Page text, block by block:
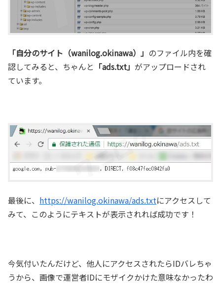
「自分のサイト（wanilog.okinawa）」 のファイル内を確
認してみると、ちゃんと 「ads.txt」 がアップロードされ
ています。
最後に、 https://wanilog.okinawa/ads.txtにアクセスして
みて、このようにテキストが表示されれば成功です！
今気付いたんだけど、他人にアクセスされたらIDバレちゃ
うから、画像で運営者IDにモザイクかけた意味なかったわ